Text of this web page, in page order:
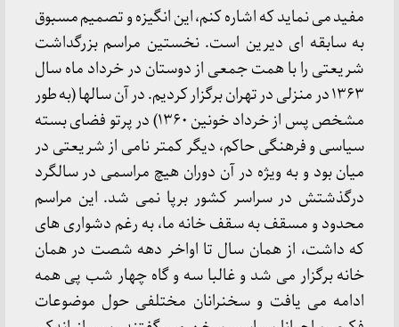
مفید می نماید که اشاره کنم، این انگیزه و تصمیم مسبوق
به سابقه ای دیرین است. نخستین مراسم بزرگداشت
شریعتی را با همت جمعی از دوستان در خرداد ماه سال
۱۳۶۳ در منزلی در تهران برگزار کردیم. در آن سالها (به طور
مشخص پس از خرداد خونین ۱۳۶۰) در پرتو فضای بسته
سیاسی و فرهنگی حاکم، دیگر کمتر نامی از شریعتی در
میان بود و به ویژه در آن دوران هیچ مراسمی در سالگرد
درگذشتش در سراسر کشور برپا نمی شد. این مراسم
محدود و مسقف به سقف خانه ما، به رغم دشواری های
که داشت، از همان سال تا اواخر دهه شصت در همان
خانه برگزار می شد و غالبا سه و گاه چهار شب پی همه
ادامه می یافت و سخنرانان مختلفی حول موضوعات